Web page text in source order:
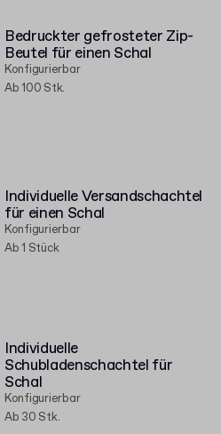
Bedruckter gefrosteter Zip-
Beutel für einen Schal
Konfigurierbar
Ab 100 Stk.
Individuelle Versandschachtel
für einen Schal
Konfigurierbar
Ab 1 Stück
Individuelle
Schubladenschachtel für
Schal
Konfigurierbar
Ab 30 Stk.